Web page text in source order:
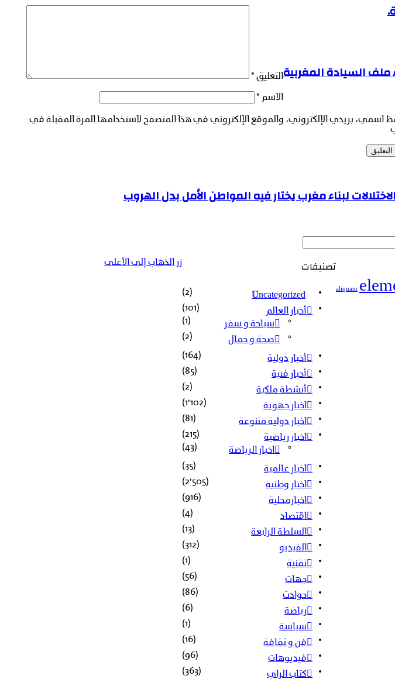
ملف السيادة المغربية
لبناء مغرب يختار فيه المواطن الأمل بدل الهروب
التعليق *
الاسم *
اسمي، بريدي الإلكتروني، والموقع الإلكتروني في هذا المتصفح لاستخدامها المرة المقبلة في
aliquam
تصنيفات
Uncategorized
(2)
أخبار العالم
(101)
سياحة و سفر
(1)
صحة و جمال
(2)
أخبار دولية
(164)
أخبار فنية
(85)
أنشطة ملكية
(2)
اخبار جهوية
(1٬102)
اخبار دولية متنوعة
(81)
اخبار رياضية
(215)
اخبار الرياضة
(43)
اخبار عالمية
(35)
اخبار وطنية
(2٬505)
اخبارمحلية
(916)
اقتصاد
(4)
السلطة الرابعة
(13)
الفيديو
(312)
تقنية
(1)
جهات
(56)
حوادث
(86)
رياضة
(6)
سياسة
(1)
فن و ثقافة
(16)
فيديوهات
(96)
كتاب الراي
(363)
زر الذهاب إلى الأعلى